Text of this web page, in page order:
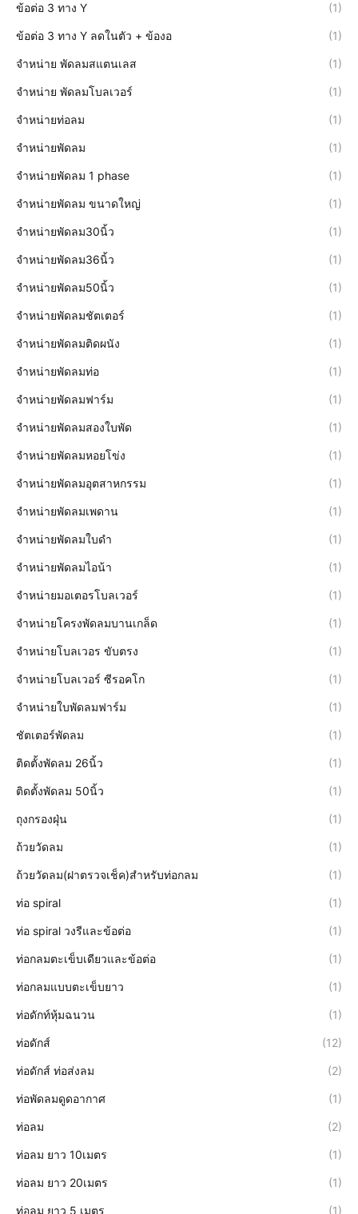
ข้อต่อ 3 ทาง Y (1)
ข้อต่อ 3 ทาง Y ลดในตัว + ข้องอ (1)
จำหน่าย พัดลมสแตนเลส (1)
จำหน่าย พัดลมโบลเวอร์ (1)
จำหน่ายท่อลม (1)
จำหน่ายพัดลม (1)
จำหน่ายพัดลม 1 phase (1)
จำหน่ายพัดลม ขนาดใหญ่ (1)
จำหน่ายพัดลม30นิ้ว (1)
จำหน่ายพัดลม36นิ้ว (1)
จำหน่ายพัดลม50นิ้ว (1)
จำหน่ายพัดลมชัตเตอร์ (1)
จำหน่ายพัดลมติดผนัง (1)
จำหน่ายพัดลมท่อ (1)
จำหน่ายพัดลมฟาร์ม (1)
จำหน่ายพัดลมสองใบพัด (1)
จำหน่ายพัดลมหอยโข่ง (1)
จำหน่ายพัดลมอุตสาหกรรม (1)
จำหน่ายพัดลมเพดาน (1)
จำหน่ายพัดลมใบดำ (1)
จำหน่ายพัดลมไอน้า (1)
จำหน่ายมอเตอรโบลเวอร์ (1)
จำหน่ายโครงพัดลมบานเกล็ด (1)
จำหน่ายโบลเวอร ขับตรง (1)
จำหน่ายโบลเวอร์ ซีรอคโก (1)
จำหน่ายใบพัดลมฟาร์ม (1)
ชัตเตอร์พัดลม (1)
ติดตั้งพัดลม 26นิ้ว (1)
ติดตั้งพัดลม 50นิ้ว (1)
ถุงกรองฝุ่น (1)
ถ้วยวัดลม (1)
ถ้วยวัดลม(ฝาตรวจเช็ค)สำหรับท่อกลม (1)
ท่อ spiral (1)
ท่อ spiral วงรีและข้อต่อ (1)
ท่อกลมตะเข็บเดียวและข้อต่อ (1)
ท่อกลมแบบตะเข็บยาว (1)
ท่อดักท์หุ้มฉนวน (1)
ท่อดักส์ (12)
ท่อดักส์ ท่อส่งลม (2)
ท่อพัดลมดูดอากาศ (1)
ท่อลม (2)
ท่อลม ยาว 10เมตร (1)
ท่อลม ยาว 20เมตร (1)
ท่อลม ยาว 5 เมตร (1)